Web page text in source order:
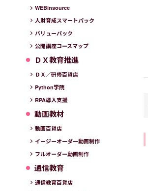
WEBinsource
人財育成スマートパック
バリューパック
公開講座コースマップ
ＤＸ教育推進
ＤＸ／研修百貨店
Python学院
RPA導入支援
動画教材
動画百貨店
イージーオーダー動画制作
フルオーダー動画制作
通信教育
通信教育百貨店